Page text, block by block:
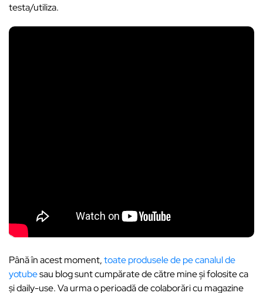
testa/utiliza.
Până în acest moment,toate produsele de pe canalul de
yotubesau blog sunt cumpărate de către mine și folosite ca
și daily-use. Va urma o perioadă de colaborări cu magazine